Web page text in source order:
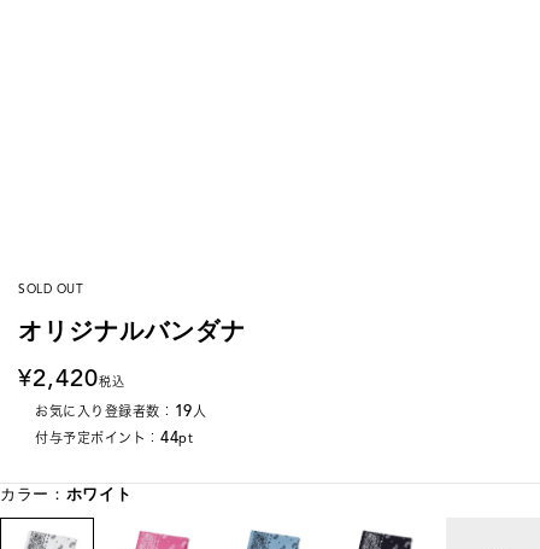
SOLD OUT
オリジナルバンダナ
2,420税込
お気に入り登録者数： 19人
付与予定ポイント： 44pt
カラー： ホワイト